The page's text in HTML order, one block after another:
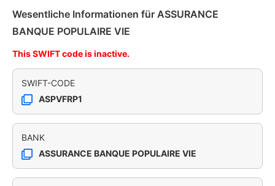
Wesentliche Informationen für ASSURANCE
BANQUE POPULAIRE VIE
This SWIFT code is inactive.
SWIFT-CODE
ASPVFRP1
BANK
ASSURANCE BANQUE POPULAIRE VIE